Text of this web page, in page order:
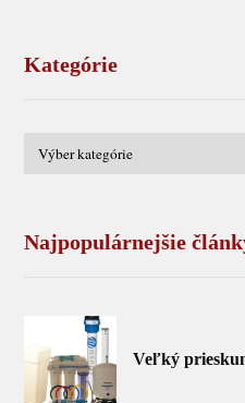
Kategórie
Najpopulárnejšie
Veľký